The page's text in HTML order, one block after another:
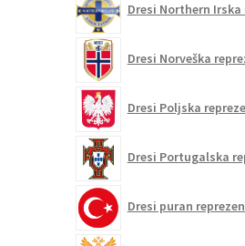
Dresi Northern
Dresi Norveška
Dresi Poljska
Dresi Portugalska
Dresi puran